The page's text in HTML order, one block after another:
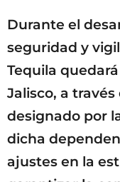
Durante el
seguridad y
Tequila
Jalisco, a
designado por
dicha
ajustes en la